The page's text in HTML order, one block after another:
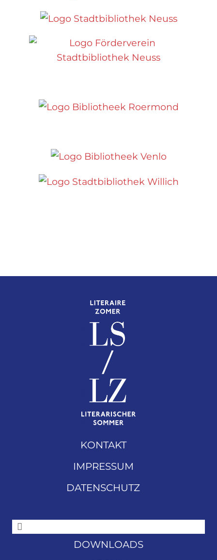
KONTAKT
IMPRESSUM
DATENSCHUTZ
DOWNLOADS